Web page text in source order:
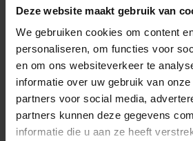
Deze website maakt gebruik van
We gebruiken cookies om content
personaliseren, om functies voor
en om ons websiteverkeer te
informatie over uw gebruik van
partners voor social media,
partners kunnen deze gegevens
informatie die u aan ze heeft
Scientific
Kühne